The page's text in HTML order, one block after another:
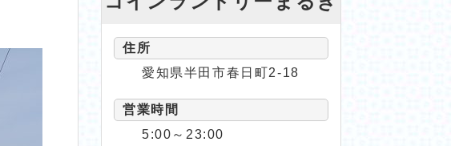
住所
愛知県半田市春日町2-18
営業時間
5:00～23:00